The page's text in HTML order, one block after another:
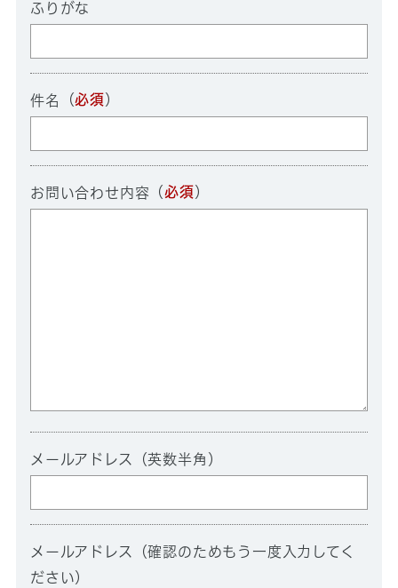
ふりがな
件名 （必須 ）
お問い合わせ内容 （必須 ）
メールアドレス（英数半角）
メールアドレス（確認のためもう一度入力してく
ださい）